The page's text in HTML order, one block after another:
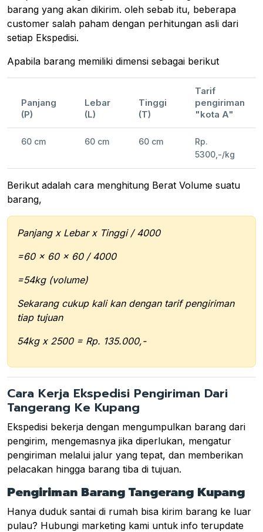
barang yang akan dikirim. oleh sebab itu, beberapa
customer salah paham dengan perhitungan asli dari
setiap Ekspedisi.
Apabila barang memiliki dimensi sebagai berikut
Panjang
(P)
Lebar
(L)
Tinggi
(T)
Tarif
pengiriman
"kota A"
60 cm 60 cm 60 cm
Rp.
5300,-/kg
Berikut adalah cara menghitung Berat Volume suatu
barang,
Panjang x Lebar x Tinggi / 4000
=60 x 60 x 60 / 4000
=54kg (volume)
Sekarang cukup kali kan dengan tarif pengiriman
tiap tujuan
54kg x 2500 = Rp. 135.000,-
Cara Kerja Ekspedisi Pengiriman Dari
Tangerang Ke Kupang
Ekspedisi bekerja dengan mengumpulkan barang dari
pengirim, mengemasnya jika diperlukan, mengatur
pengiriman melalui jalur yang tepat, dan memberikan
pelacakan hingga barang tiba di tujuan.
Pengiriman Barang Tangerang Kupang
Hanya duduk santai di rumah bisa kirim barang ke luar
pulau? Hubungi marketing kami untuk info terupdate